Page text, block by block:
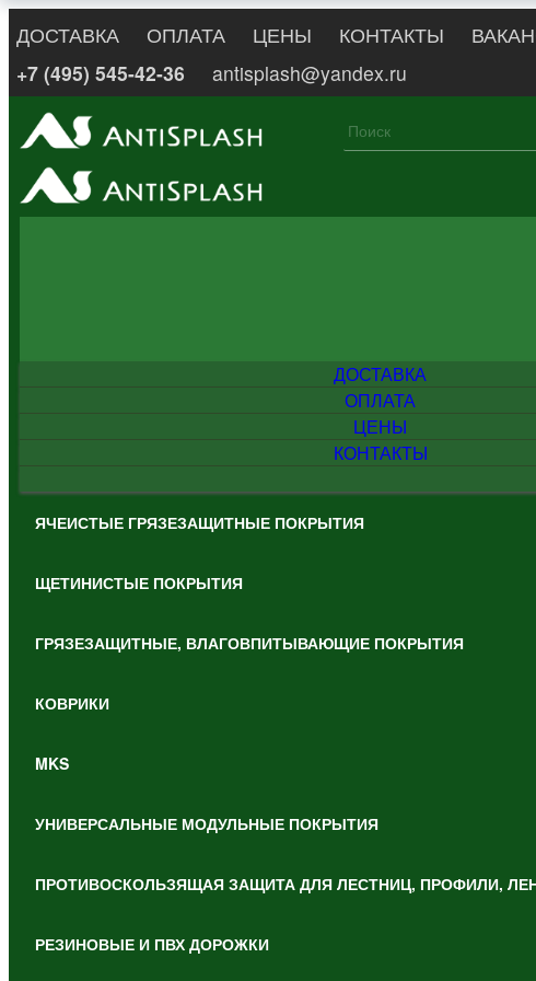
ДОСТАВКА ОПЛАТА ЦЕНЫ КОНТАКТЫ
+7 (495) 545-42-36
antisplash@yandex.ru
ДОСТАВКА
ОПЛАТА
ЦЕНЫ
КОНТАКТЫ
ЯЧЕИСТЫЕ ГРЯЗЕЗАЩИТНЫЕ ПОКРЫТИЯ
ЩЕТИНИСТЫЕ ПОКРЫТИЯ
ГРЯЗЕЗАЩИТНЫЕ, ВЛАГОВПИТЫВАЮЩИЕ ПОКРЫТИЯ
КОВРИКИ
MKS
УНИВЕРСАЛЬНЫЕ МОДУЛЬНЫЕ ПОКРЫТИЯ
ПРОТИВОСКОЛЬЗЯЩАЯ ЗАЩИТА ДЛЯ ЛЕСТНИЦ, ПРОФИЛИ,
РЕЗИНОВЫЕ И ПВХ ДОРОЖКИ